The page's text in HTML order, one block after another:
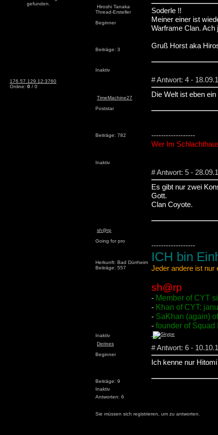
gefunden.
176.57.129.12:3760
Online: 0 / 0
Hiroshi Tanaka
Thread-Ersteller
Beginner
Beiträge: 3
Soderle !!
Meiner einer ist
Warframe Clan.
Gruß Horst aka
Inaktiv
TimeMachine27
Poststar
Beiträge: 782
# Antwort: 4 -
Die Welt ist eben
------------------
Wer Im
Inaktiv
sh@rp
Going for pro
Herkunft: Bad Dürrheim
Beiträge: 557
# Antwort: 5 -
Es gibt nur zwei
Gott.
Clan Coyote.
------------------
ICH bin
Jeder andere ist nur
sh@rp
- Member of CYT
- Khan of CYT:
- SaKhan (again)
- founder of Squad
Inaktiv
Derines
Beginner
Beiträge: 9
# Antwort: 6 -
Ich kenne nur
Inaktiv
Antworten: 6
Sie müssen sich registrieren, um zu antworten.